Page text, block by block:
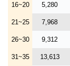
16~20 5,280
21~25 7,968
26~30 9,312
31~35 13,613